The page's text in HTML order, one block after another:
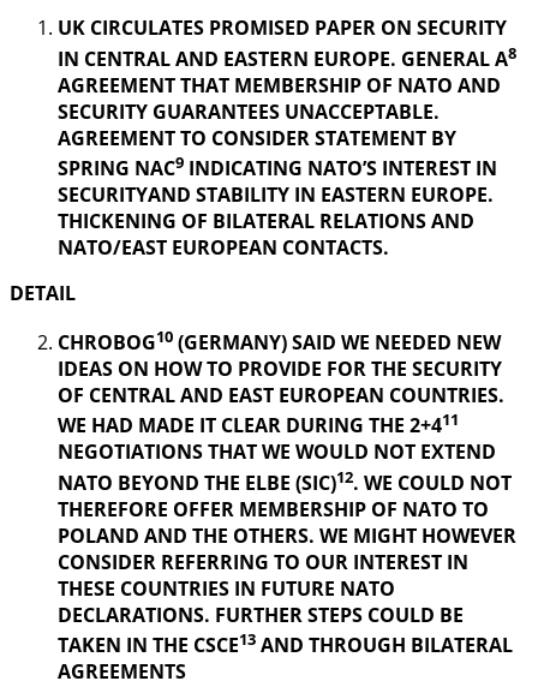
UK CIRCULATES PROMISED PAPER ON SECURITY
IN CENTRAL AND EASTERN EUROPE. GENERAL A8
AGREEMENT THAT MEMBERSHIP OF NATO AND
SECURITY GUARANTEES UNACCEPTABLE.
AGREEMENT TO CONSIDER STATEMENT BY
SPRING NAC9 INDICATING NATO’S INTEREST IN
SECURITYAND STABILITY IN EASTERN EUROPE.
THICKENING OF BILATERAL RELATIONS AND
NATO/EAST EUROPEAN CONTACTS.
DETAIL
CHROBOG10 (GERMANY) SAID WE NEEDED NEW
IDEAS ON HOW TO PROVIDE FOR THE SECURITY
OF CENTRAL AND EAST EUROPEAN COUNTRIES.
WE HAD MADE IT CLEAR DURING THE 2+411
NEGOTIATIONS THAT WE WOULD NOT EXTEND
NATO BEYOND THE ELBE (SIC)12. WE COULD NOT
THEREFORE OFFER MEMBERSHIP OF NATO TO
POLAND AND THE OTHERS. WE MIGHT HOWEVER
CONSIDER REFERRING TO OUR INTEREST IN
THESE COUNTRIES IN FUTURE NATO
DECLARATIONS. FURTHER STEPS COULD BE
TAKEN IN THE CSCE13 AND THROUGH BILATERAL
AGREEMENTS